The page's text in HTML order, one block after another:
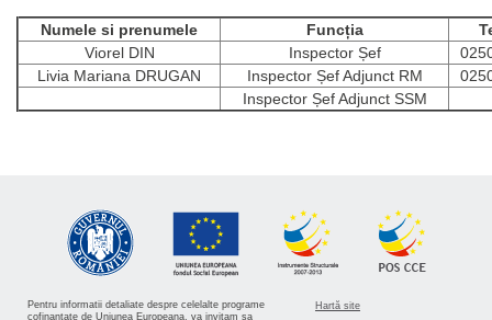
Numele si prenumele Funcția
Viorel DIN
Inspector Șef
Livia Mariana DRUGAN
Inspector Șef Adjunct RM
Inspector Șef Adjunct SSM
Pentru informatii detaliate despre celelalte programe
cofinantate de Uniunea Europeana, va invitam sa
Hartă site